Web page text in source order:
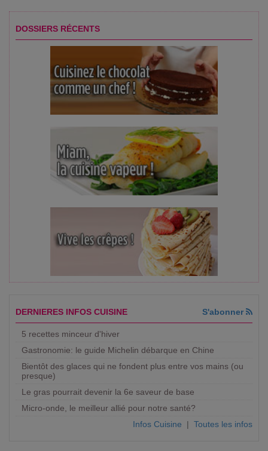
DOSSIERS RÉCENTS
DERNIERES INFOS CUISINE S'abonner
5 recettes minceur d'hiver
Gastronomie: le guide Michelin débarque en Chine
Bientôt des glaces qui ne fondent plus entre vos mains (ou
presque)
Le gras pourrait devenir la 6e saveur de base
Micro-onde, le meilleur allié pour notre santé?
Infos Cuisine | Toutes les infos